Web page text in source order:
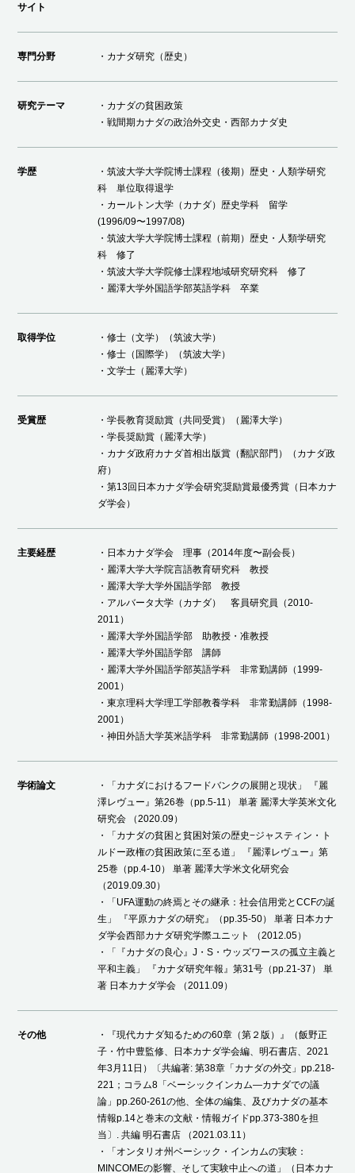
サイト
専門分野 ・カナダ研究（歴史）
研究テーマ
・カナダの貧困政策
・戦間期カナダの政治外交史・西部カナダ史
学歴
・筑波大学大学院博士課程（後期）歴史・人類学研究
科 単位取得退学
・カールトン大学（カナダ）歴史学科 留学
(1996/09〜1997/08)
・筑波大学大学院博士課程（前期）歴史・人類学研究
科 修了
・筑波大学大学院修士課程地域研究研究科 修了
・麗澤大学外国語学部英語学科 卒業
取得学位
・修士（文学）（筑波大学）
・修士（国際学）（筑波大学）
・文学士（麗澤大学）
受賞歴
・学長教育奨励賞（共同受賞）（麗澤大学）
・学長奨励賞（麗澤大学）
・カナダ政府カナダ首相出版賞（翻訳部門）（カナダ政
府）
・第13回日本カナダ学会研究奨励賞最優秀賞（日本カナ
ダ学会）
主要経歴
・日本カナダ学会 理事（2014年度〜副会長）
・麗澤大学大学院言語教育研究科 教授
・麗澤大学大学外国語学部 教授
・アルバータ大学（カナダ） 客員研究員（2010-
2011）
・麗澤大学外国語学部 助教授・准教授
・麗澤大学外国語学部 講師
・麗澤大学外国語学部英語学科 非常勤講師（1999-
2001）
・東京理科大学理工学部教養学科 非常勤講師（1998-
2001）
・神田外語大学英米語学科 非常勤講師（1998-2001）
学術論文
・「カナダにおけるフードバンクの展開と現状」 『麗
澤レヴュー』第26巻（pp.5-11） 単著 麗澤大学英米文化
研究会 （2020.09）
・「カナダの貧困と貧困対策の歴史−ジャスティン・ト
ルドー政権の貧困政策に至る道」 『麗澤レヴュー』第
25巻（pp.4-10） 単著 麗澤大学米文化研究会
（2019.09.30）
・「UFA運動の終焉とその継承：社会信用党とCCFの誕
生」 『平原カナダの研究』（pp.35-50） 単著 日本カナ
ダ学会西部カナダ研究学際ユニット （2012.05）
・「『カナダの良心』J・S・ウッズワースの孤立主義と
平和主義」 『カナダ研究年報』第31号（pp.21-37） 単
著 日本カナダ学会 （2011.09）
その他
・『現代カナダ知るための60章（第２版）』（飯野正
子・竹中豊監修、日本カナダ学会編、明石書店、2021
年3月11日）〔共編著: 第38章「カナダの外交」pp.218-
221；コラム8「ベーシックインカム—カナダでの議
論」pp.260-261の他、全体の編集、及びカナダの基本
情報p.14と巻末の文献・情報ガイドpp.373-380を担
当〕. 共編 明石書店 （2021.03.11）
・「オンタリオ州ベーシック・インカムの実験：
MINCOMEの影響、そして実験中止への道」（日本カナ